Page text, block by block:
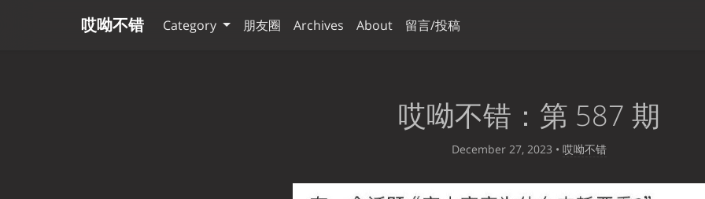
哎呦不错 Category 朋友圈 Archives About 留言/投稿
哎呦不错：第 587 期
December 27, 2023 • 哎呦不错